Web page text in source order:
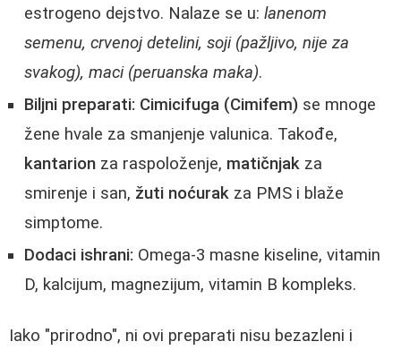
estrogeno dejstvo. Nalaze se u: lanenom
semenu, crvenoj detelini, soji (pažljivo, nije za
svakog), maci (peruanska maka).
Biljni preparati: Cimicifuga (Cimifem) se mnoge
žene hvale za smanjenje valunica. Takođe,
kantarion za raspoloženje, matičnjak za
smirenje i san, žuti noćurak za PMS i blaže
simptome.
Dodaci ishrani: Omega-3 masne kiseline, vitamin
D, kalcijum, magnezijum, vitamin B kompleks.
Iako "prirodno", ni ovi preparati nisu bezazleni i